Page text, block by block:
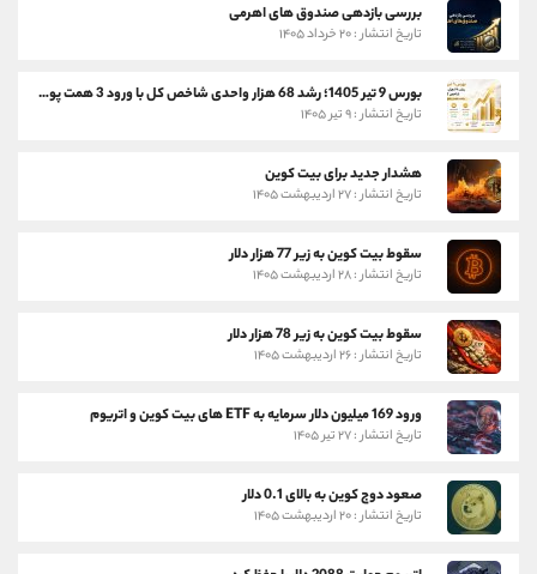
بررسی بازدهی صندوق های اهرمی
تاریخ انتشار : ۲۰ خرداد ۱۴۰۵
بورس 9 تیر 1405؛ رشد 68 هزار واحدی شاخص کل با ورود 3 همت پول حقیقی
تاریخ انتشار : ۹ تیر ۱۴۰۵
هشدار جدید برای بیت کوین
تاریخ انتشار : ۲۷ اردیبهشت ۱۴۰۵
سقوط بیت کوین به زیر 77 هزار دلار
تاریخ انتشار : ۲۸ اردیبهشت ۱۴۰۵
سقوط بیت کوین به زیر 78 هزار دلار
تاریخ انتشار : ۲۶ اردیبهشت ۱۴۰۵
ورود 169 میلیون دلار سرمایه به ETF های بیت کوین و اتریوم
تاریخ انتشار : ۲۷ تیر ۱۴۰۵
صعود دوج کوین به بالای 0.1 دلار
تاریخ انتشار : ۲۰ اردیبهشت ۱۴۰۵